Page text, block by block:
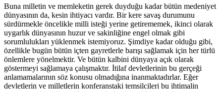
Buna milletin ve memleketin gerek duyduğu kadar bütün medeniyet
dünyasının da, kesin ihtiyacı vardır. Bir kere savaş durumunu
sürdürmekle öncelikle milli isteği yerine getirememek, ikinci olarak
uygarlık dünyasının huzur ve sakinliğine engel olmak gibi
sorumlulukları yüklenmek istemiyoruz. Şimdiye kadar olduğu gibi,
özellikle bugün bütün içten gayretlerle barışı sağlamak için her türlü
önlemlere yönelmektir. Ve bütün kalbini dünyaya açık olarak
göstermeyi sağlamaya çalışmaktır. İtilaf devletlerinin bu gerçeği
anlamamalarının söz konusu olmadığına inanmaktadırlar. Eğer
devletlerin ve milletlerin konferanstaki temsilcileri bu ihtimalin